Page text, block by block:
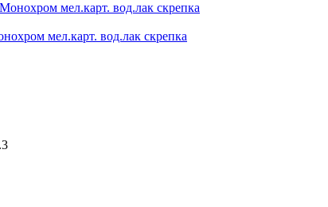
мел.карт. вод.лак скрепка